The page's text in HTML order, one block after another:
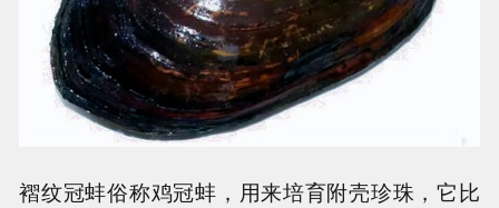
褶纹冠蚌俗称鸡冠蚌，用来培育附壳珍珠，它比